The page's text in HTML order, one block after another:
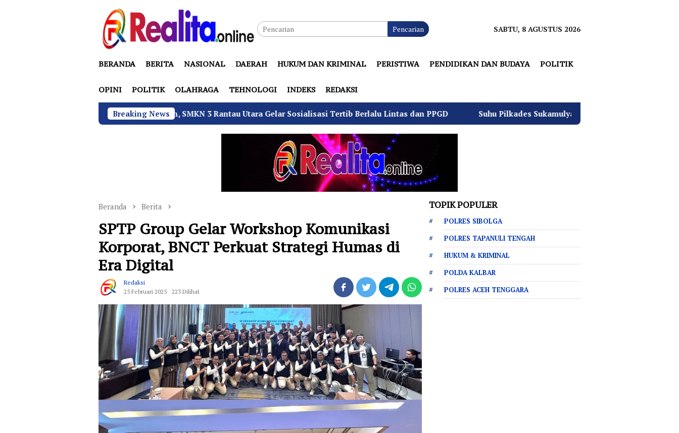
Pencarian SABTU, 8 AGUSTUS 2026
BERANDA BERITA NASIONAL DAERAH HUKUM DAN KRIMINAL PERISTIWA PENDIDIKAN DAN BUDAYA POLITIK
OPINI POLITIK OLAHRAGA TEHNOLOGI INDEKS REDAKSI
Breaking News
Fatalitas Kecelakaan, SMKN 3 Rantau Utara Gelar Sosialisasi Tertib Berlalu Lintas dan PPGD Suhu Pilkades Sukamulya Memanas, 2000 Warga Rencana Gelar Aksi
Beranda Berita
SPTP Group Gelar Workshop Komunikasi
Korporat, BNCT Perkuat Strategi Humas di
Era Digital
Redaksi
25 Februari 2025
223 Dilihat
TOPIK POPULER
POLRES SIBOLGA
POLRES TAPANULI TENGAH
HUKUM & KRIMINAL
POLDA KALBAR
POLRES ACEH TENGGARA